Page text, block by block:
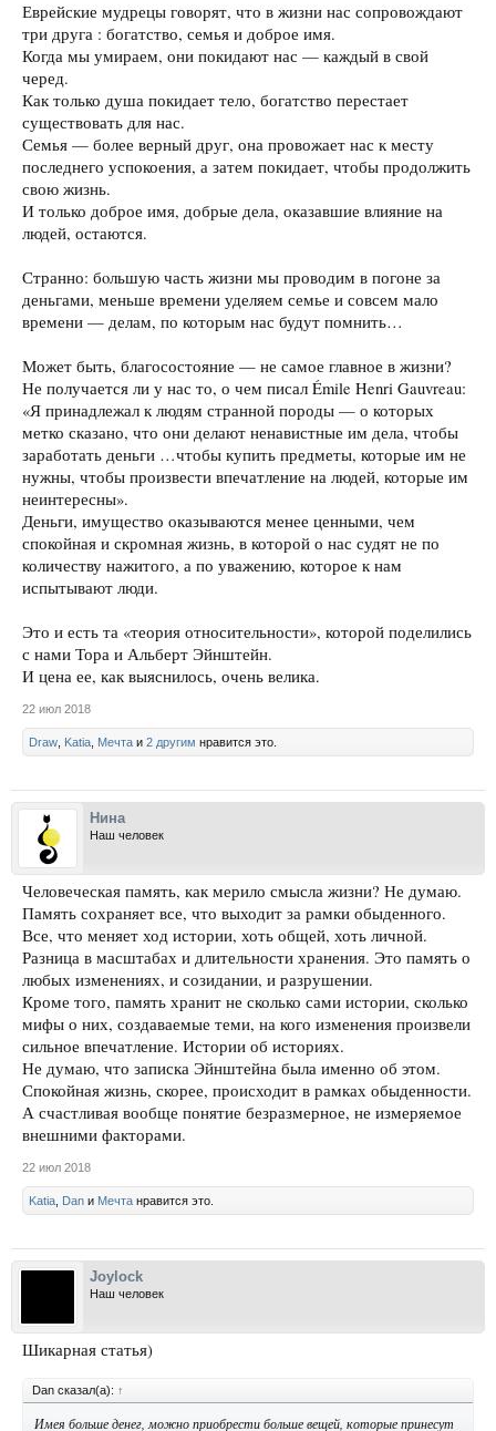
Еврейские мудрецы говорят, что в жизни нас сопровождают
три друга : богатство, семья и доброе имя.
Когда мы умираем, они покидают нас — каждый в свой
черед.
Как только душа покидает тело, богатство перестает
существовать для нас.
Семья — более верный друг, она провожает нас к месту
последнего успокоения, а затем покидает, чтобы продолжить
свою жизнь.
И только доброе имя, добрые дела, оказавшие влияние на
людей, остаются.
Странно: бoльшую часть жизни мы проводим в погоне за
деньгами, меньше времени уделяем семье и совсем мало
времени — делам, по которым нас будут помнить…
Может быть, благосостояние — не самое главное в жизни?
Не получается ли у нас то, о чем писал Émile Henri Gauvreau:
«Я принадлежал к людям странной породы — о которых
метко сказано, что они делают ненавистные им дела, чтобы
заработать деньги …чтобы купить предметы, которые им не
нужны, чтобы произвести впечатление на людей, которые им
неинтересны».
Деньги, имущество оказываются менее ценными, чем
спокойная и скромная жизнь, в которой о нас судят не по
количеству нажитого, а по уважению, которое к нам
испытывают люди.
Это и есть та «теория относительности», которой поделились
с нами Тора и Альберт Эйнштейн.
И цена ее, как выяснилось, очень велика.
22 июл 2018
Draw Katia Мечта и 2 другим нравится это.
Нина
Наш человек
Человеческая память, как мерило смысла жизни? Не думаю.
Память сохраняет все, что выходит за рамки обыденного.
Все, что меняет ход истории, хоть общей, хоть личной.
Разница в масштабах и длительности хранения. Это память о
любых изменениях, и созидании, и разрушении.
Кроме того, память хранит не сколько сами истории, сколько
мифы о них, создаваемые теми, на кого изменения произвели
сильное впечатление. Истории об историях.
Не думаю, что записка Эйнштейна была именно об этом.
Спокойная жизнь, скорее, происходит в рамках обыденности.
А счастливая вообще понятие безразмерное, не измеряемое
внешними факторами.
22 июл 2018
Katia Dan и Мечта нравится это.
Joylock
Наш человек
Шикарная статья)
Dan сказал(а): ↑
Имея больше денег, можно приобрести больше вещей, которые принесут